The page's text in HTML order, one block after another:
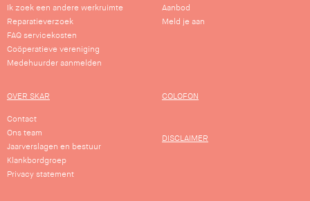
Ik zoek een andere werkruimte
Reparatieverzoek
FAQ servicekosten
Coöperatieve vereniging
Medehuurder aanmelden
Aanbod
Meld je aan
OVER SKAR
Contact
Ons team
Jaarverslagen en bestuur
Klankbordgroep
Privacy statement
COLOFON
DISCLAIMER